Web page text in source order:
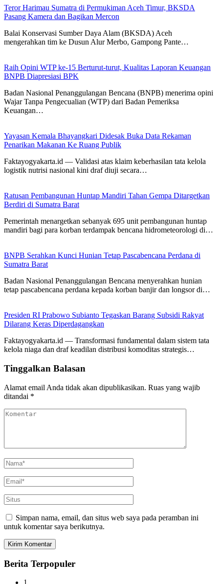
Teror Harimau Sumatra di Permukiman Aceh Timur, BKSDA
Pasang Kamera dan Bagikan Mercon
Balai Konservasi Sumber Daya Alam (BKSDA) Aceh
mengerahkan tim ke Dusun Alur Merbo, Gampong Pante…
Raih Opini WTP ke-15 Berturut-turut, Kualitas Laporan Keuangan
BNPB Diapresiasi BPK
Badan Nasional Penanggulangan Bencana (BNPB) menerima opini
Wajar Tanpa Pengecualian (WTP) dari Badan Pemeriksa
Keuangan…
Yayasan Kemala Bhayangkari Didesak Buka Data Rekaman
Penarikan Makanan Ke Ruang Publik
Faktayogyakarta.id — Validasi atas klaim keberhasilan tata kelola
logistik nutrisi nasional kini draf diuji secara…
Ratusan Pembangunan Huntap Mandiri Tahan Gempa Ditargetkan
Berdiri di Sumatra Barat
Pemerintah menargetkan sebanyak 695 unit pembangunan huntap
mandiri bagi para korban terdampak bencana hidrometeorologi di…
BNPB Serahkan Kunci Hunian Tetap Pascabencana Perdana di
Sumatra Barat
Badan Nasional Penanggulangan Bencana menyerahkan hunian
tetap pascabencana perdana kepada korban banjir dan longsor di…
Presiden RI Prabowo Subianto Tegaskan Barang Subsidi Rakyat
Dilarang Keras Diperdagangkan
Faktayogyakarta.id — Transformasi fundamental dalam sistem tata
kelola niaga dan draf keadilan distribusi komoditas strategis…
Tinggalkan Balasan
Alamat email Anda tidak akan dipublikasikan. Ruas yang wajib
ditandai *
Simpan nama, email, dan situs web saya pada peramban ini
untuk komentar saya berikutnya.
Berita Terpopuler